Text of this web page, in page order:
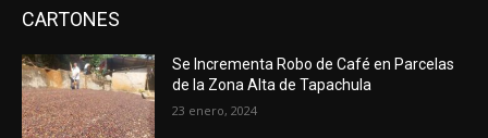
CARTONES
Se Incrementa Robo de Café en Parcelas
de la Zona Alta de Tapachula
23 enero, 2024